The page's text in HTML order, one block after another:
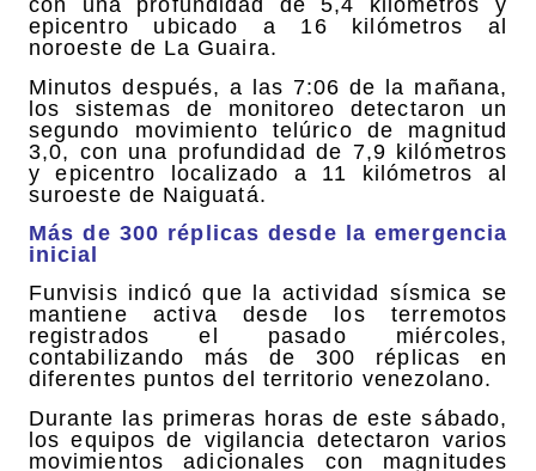
con una profundidad de 5,4 kilómetros y
epicentro ubicado a 16 kilómetros al
noroeste de La Guaira.
Minutos después, a las 7:06 de la mañana,
los sistemas de monitoreo detectaron un
segundo movimiento telúrico de magnitud
3,0, con una profundidad de 7,9 kilómetros
y epicentro localizado a 11 kilómetros al
suroeste de Naiguatá.
Más de 300 réplicas desde la emergencia
inicial
Funvisis indicó que la actividad sísmica se
mantiene activa desde los terremotos
registrados el pasado miércoles,
contabilizando más de 300 réplicas en
diferentes puntos del territorio venezolano.
Durante las primeras horas de este sábado,
los equipos de vigilancia detectaron varios
movimientos adicionales con magnitudes